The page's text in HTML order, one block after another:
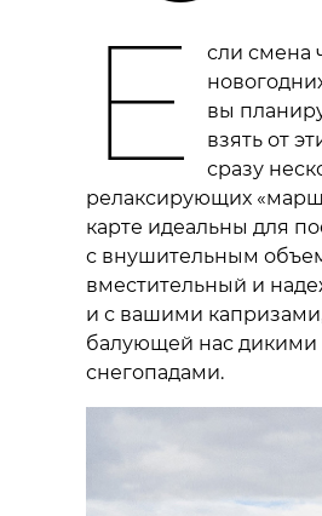
Е
сли смена
вы
взять от
сразу
релаксирующих
карте идеальны для
с внушительным
вместительный и
и с вашими
балующей нас
снегопадами.